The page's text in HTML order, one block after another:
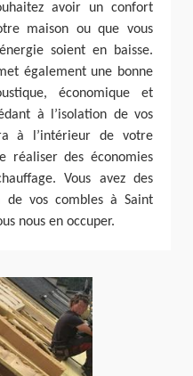
avoir un confort
maison ou que vous
soient en baisse.
également une bonne
économique et
à l’isolation de vos
à l’intérieur de votre
réaliser des économies
Vous avez des
de vos combles à Saint
nous en occuper.